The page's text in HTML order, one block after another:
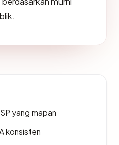
yang mapan
konsisten